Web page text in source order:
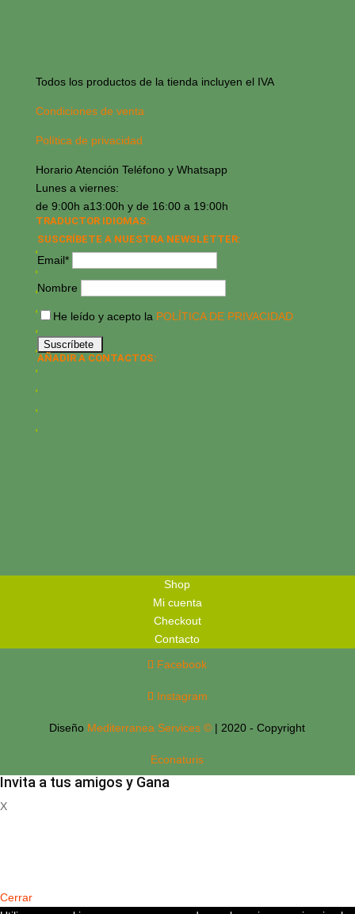
Todos los productos de la tienda incluyen el IVA
Condiciones de venta
Política de privacidad
Horario Atención Teléfono y Whatsapp
Lunes a viernes:
de 9:00h a13:00h y de 16:00 a 19:00h
TRADUCTOR IDIOMAS:
SUSCRÍBETE A NUESTRA NEWSLETTER:
Email*
Nombre
He leído y acepto la POLÍTICA DE PRIVACIDAD
AÑADIR A CONTACTOS:
Shop
Mi cuenta
Checkout
Contacto
Facebook
Instagram
Diseño Mediterranea Services © | 2020 - Copyright
Econaturis
Invita a tus amigos y Gana
X
Cerrar